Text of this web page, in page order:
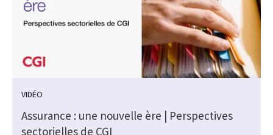
VIDÉO
Assurance : une nouvelle ère | Perspectives
sectorielles de CGI